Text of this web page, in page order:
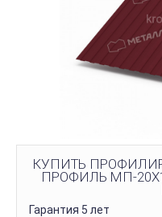
КУПИТЬ
ПРОФИЛЬ МП-
Гарантия 5 лет